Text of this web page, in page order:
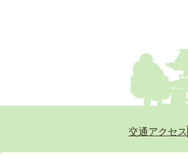
交通アクセス